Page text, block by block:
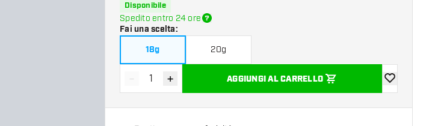
Disponibile
Spedito entro 24 ore
Fai una scelta:
18g
20g
Diminuisci quantità
- Aumenta quantità
+ AGGIUNGI AL CARRELLO
aggiungi